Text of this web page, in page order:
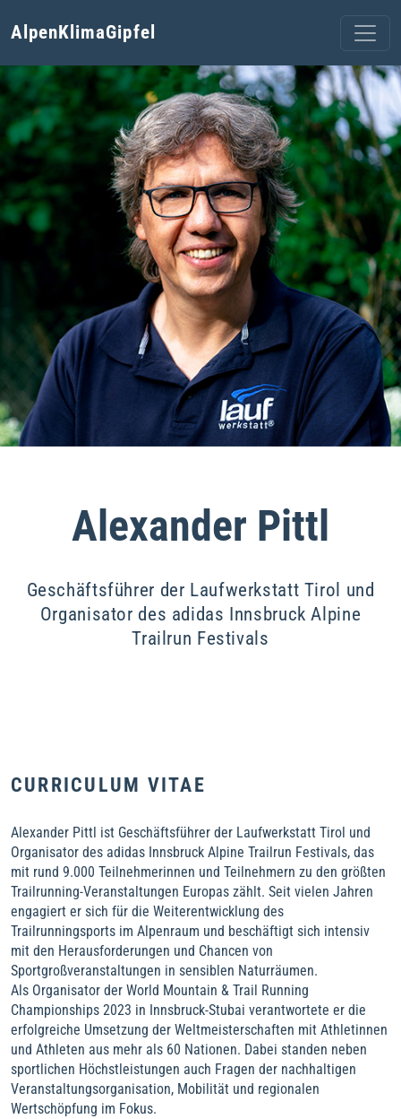
AlpenKlimaGipfel
Alexander Pittl
Geschäftsführer der Laufwerkstatt Tirol und
Organisator des adidas Innsbruck Alpine
Trailrun Festivals
CURRICULUM VITAE
Alexander Pittl ist Geschäftsführer der Laufwerkstatt Tirol und
Organisator des adidas Innsbruck Alpine Trailrun Festivals, das
mit rund 9.000 Teilnehmerinnen und Teilnehmern zu den größten
Trailrunning-Veranstaltungen Europas zählt. Seit vielen Jahren
engagiert er sich für die Weiterentwicklung des
Trailrunningsports im Alpenraum und beschäftigt sich intensiv
mit den Herausforderungen und Chancen von
Sportgroßveranstaltungen in sensiblen Naturräumen.
Als Organisator der World Mountain & Trail Running
Championships 2023 in Innsbruck-Stubai verantwortete er die
erfolgreiche Umsetzung der Weltmeisterschaften mit Athletinnen
und Athleten aus mehr als 60 Nationen. Dabei standen neben
sportlichen Höchstleistungen auch Fragen der nachhaltigen
Veranstaltungsorganisation, Mobilität und regionalen
Wertschöpfung im Fokus.